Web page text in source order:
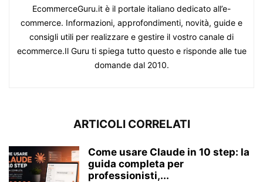
EcommerceGuru.it è il portale italiano dedicato all’e-
commerce. Informazioni, approfondimenti, novità, guide e
consigli utili per realizzare e gestire il vostro canale di
ecommerce.Il Guru ti spiega tutto questo e risponde alle tue
domande dal 2010.
ARTICOLI CORRELATI
Come usare Claude in 10 step: la
guida completa per
professionisti,...